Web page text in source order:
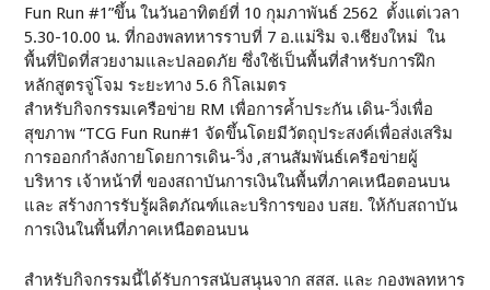
Fun Run #1”ขึ้น ในวันอาทิตย์ที่ 10 กุมภาพันธ์ 2562 ตั้งแต่เวลา
5.30-10.00 น. ที่กองพลทหารราบที่ 7 อ.แม่ริม จ.เชียงใหม่ ใน
พื้นที่ปิดที่สวยงามและปลอดภัย ซึ่งใช้เป็นพื้นที่สำหรับการฝึก
หลักสูตรจู่โจม ระยะทาง 5.6 กิโลเมตร
สำหรับกิจกรรมเครือข่าย RM เพื่อการค้ำประกัน เดิน-วิ่งเพื่อ
สุขภาพ “TCG Fun Run#1 จัดขึ้นโดยมีวัตถุประสงค์เพื่อส่งเสริม
การออกกำลังกายโดยการเดิน-วิ่ง ,สานสัมพันธ์เครือข่ายผู้
บริหาร เจ้าหน้าที่ ของสถาบันการเงินในพื้นที่ภาคเหนือตอนบน
และ สร้างการรับรู้ผลิตภัณฑ์และบริการของ บสย. ให้กับสถาบัน
การเงินในพื้นที่ภาคเหนือตอนบน
สำหรับกิจกรรมนี้ได้รับการสนับสนุนจาก สสส. และ กองพลทหาร